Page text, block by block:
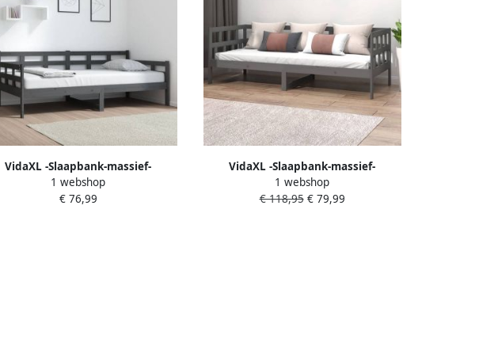
VidaXL -Slaapbank-massief-
grenenhout-grijs-90x190-cm
1 webshop
€ 76,99
VidaXL -Slaapbank-massief-
grenenhout-grijs-90x190-cm
1 webshop
€ 118,95€ 79,99